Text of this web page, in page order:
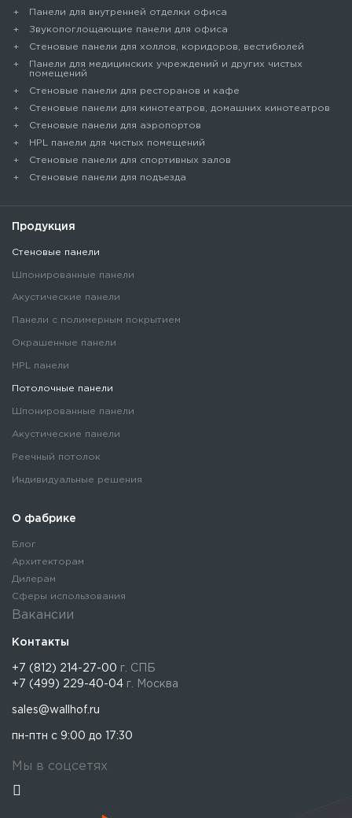
Панели для внутренней отделки офиса
Звукопоглощающие панели для офиса
Стеновые панели для холлов, коридоров, вестибюлей
Панели для медицинских учреждений и других чистых
помещений
Стеновые панели для ресторанов и кафе
Стеновые панели для кинотеатров, домашних кинотеатров
Стеновые панели для аэропортов
HPL панели для чистых помещений
Стеновые панели для спортивных залов
Стеновые панели для подъезда
Контакты
+7 (812) 214-27-00 г. СПБ
+7 (499) 229-40-04 г. Москва
sales@wallhof.ru
пн-птн с 9:00 до 17:30
Мы в соцсетях
Продукция
Стеновые панели
Шпонированные панели
Акустические панели
Панели с полимерным покрытием
Окрашенные панели
HPL панели
Потолочные панели
Шпонированные панели
Акустические панели
Реечный потолок
Индивидуальные решения
О фабрике
Блог
Архитекторам
Дилерам
Сферы использования
Вакансии